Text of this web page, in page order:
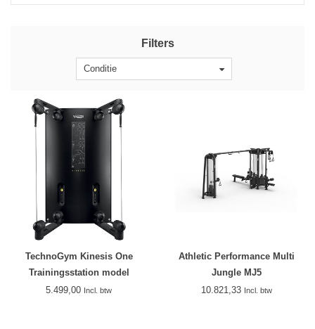
Filters
Conditie
TechnoGym Kinesis One
Trainingsstation model
2018/2019
5.499,00 Incl. btw
Athletic Performance Multi
Jungle MJ5
10.821,33 Incl. btw